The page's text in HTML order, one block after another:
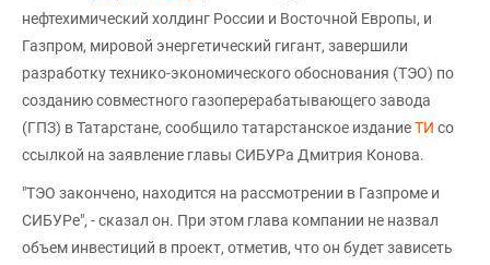
нефтехимический холдинг России и Восточной Европы, и
Газпром, мировой энергетический гигант, завершили
разработку технико-экономического обоснования (ТЭО) по
созданию совместного газоперерабатывающего завода
(ГПЗ) в Татарстане, сообщило татарстанское изданиеТИ со
ссылкой на заявление главы СИБУРа Дмитрия Конова.
"ТЭО закончено, находится на рассмотрении в Газпроме и
СИБУРе", - сказал он. При этом глава компании не назвал
объем инвестиций в проект, отметив, что он будет зависеть